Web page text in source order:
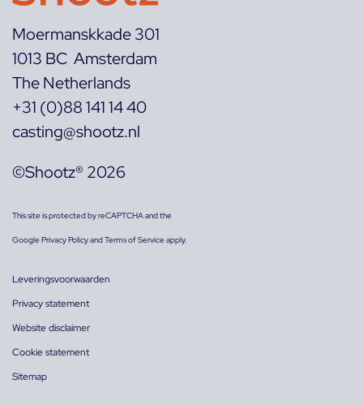
Moermanskkade 301
1013 BC Amsterdam
The Netherlands
+31 (0)88 141 14 40
casting@shootz.nl
©Shootz® 2026
This site is protected by reCAPTCHA and the
GooglePrivacy PolicyandTerms of Serviceapply.
Leveringsvoorwaarden
Privacy statement
Website disclaimer
Cookie statement
Sitemap